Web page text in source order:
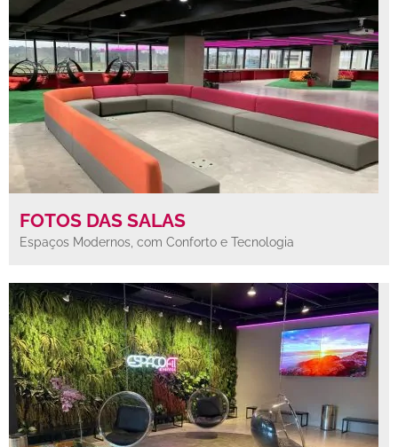
FOTOS DAS SALAS
Espaços Modernos, com Conforto e Tecnologia